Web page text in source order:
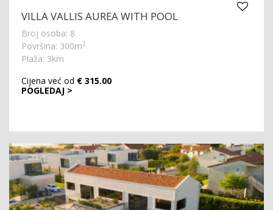
VILLA VALLIS AUREA WITH POOL
Broj osoba: 8
Površina: 300m2
Plaža: 3km
POGLEDAJ >
Cijena već od € 315.00